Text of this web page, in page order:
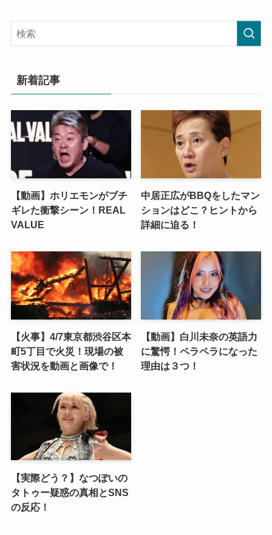
新着記事
【動画】ホリエモンがブチ
ギレた衝撃シーン！REAL
VALUE
中居正広がBBQをしたマン
ションはどこ？ヒントから
詳細に迫る！
【火事】4/7東京都渋谷区本
町5丁目で火災！現場の被
害状況を動画と画像で！
【動画】白川未奈の英語力
に驚愕！ペラペラになった
理由は３つ！
【実際どう？】なつぽいの
タトゥー疑惑の真相とSNS
の反応！